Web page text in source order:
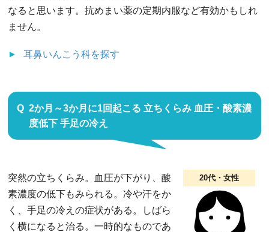
なると思います。抗めまい薬の定期内服など有効かもしれ
ません。
耳鼻いんこう科を探す
2か月～3か月に1回起こる 立ちくらみ 血圧・酸素濃
度低下 手足の冷え
20代・女性
突然の立ちくらみ。血圧が下がり、酸
素濃度の低下もみられる。冷や汗をか
く、手足の冷えの症状がある。しばら
く横になると治る。一時的なものであ